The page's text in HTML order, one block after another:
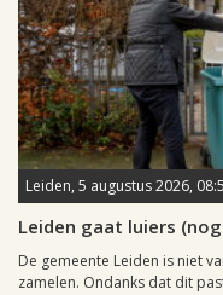
Leiden, 5 augustus 2026,
Leiden gaat luiers
De gemeente Leiden is niet
zamelen. Ondanks dat dit